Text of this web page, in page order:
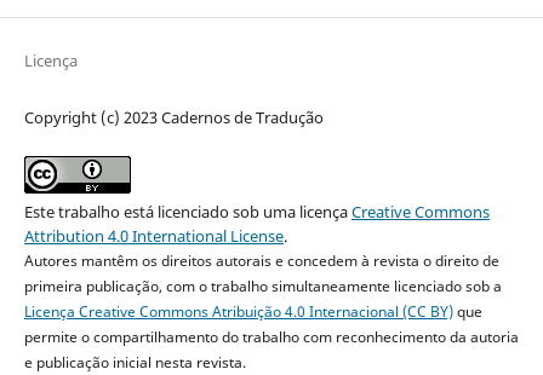
Licença
Copyright (c) 2023 Cadernos de Tradução
Este trabalho está licenciado sob uma licençaCreative Commons
Attribution 4.0 International License.
Autores mantêm os direitos autorais e concedem à revista o direito de
primeira publicação, com o trabalho simultaneamente licenciado sob a
Licença Creative Commons Atribuição 4.0 Internacional (CC BY)que
permite o compartilhamento do trabalho com reconhecimento da autoria
e publicação inicial nesta revista.